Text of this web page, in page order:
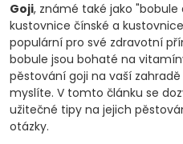
Goji, známé také jako
kustovnice čínské a
populární pro své zdravotní
bobule jsou bohaté na
pěstování goji na vaší
myslíte. V tomto článku se
užitečné tipy na jejich
otázky.